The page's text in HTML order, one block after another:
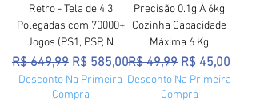
Retro - Tela de 4,3
Polegadas com 70000+
Jogos (PS1, PSP, N
Preço normal
R$ 649,99 Preço promocional
R$ 585,00
Desconto Na Primeira
Compra
Precisão 0.1g À 6kg
Cozinha Capacidade
Máxima 6 Kg
Preço normal
R$ 49,99 Preço
R$ 45,00
Desconto Na Primeira
Compra